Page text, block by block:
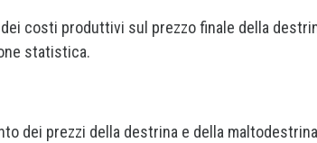
costi produttivi sul prezzo finale della
statistica.
dei prezzi della destrina e della maltodestrina